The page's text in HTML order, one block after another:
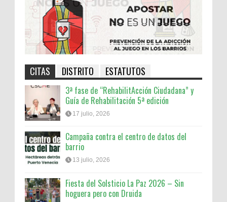
CITAS DISTRITO ESTATUTOS
3ª fase de “RehabilitAcción Ciudadana” y
Guía de Rehabilitación 5ª edición
17 julio, 2026
Campaña contra el centro de datos del
barrio
13 julio, 2026
Fiesta del Solsticio La Paz 2026 – Sin
hoguera pero con Druida